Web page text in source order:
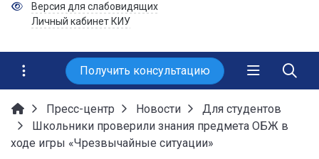
Версия для слабовидящих
Личный кабинет КИУ
Получить консультацию
Пресс-центр Новости
Для студентов
Школьники проверили знания предмета ОБЖ в
ходе игры «Чрезвычайные ситуации»